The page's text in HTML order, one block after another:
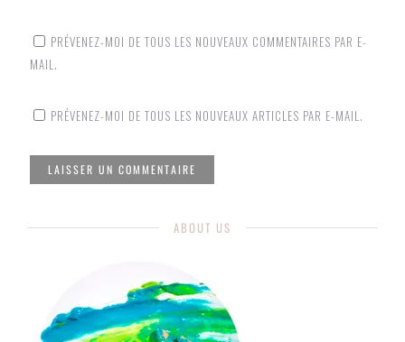
PRÉVENEZ-MOI DE TOUS LES NOUVEAUX COMMENTAIRES PAR E-
MAIL.
PRÉVENEZ-MOI DE TOUS LES NOUVEAUX ARTICLES PAR E-MAIL.
ABOUT US